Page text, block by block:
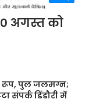
अगस्त को
रूप, पुल जलमग्न;
संपर्क डिंडौरी में